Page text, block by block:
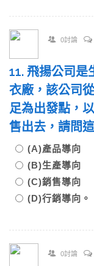
0討論
11. 飛揚公司是
衣廠，該公司
足為出發點，
售出去，請問
(A)產品導向
(B)生產導向
(C)銷售導向
(D)行銷導向。
0討論